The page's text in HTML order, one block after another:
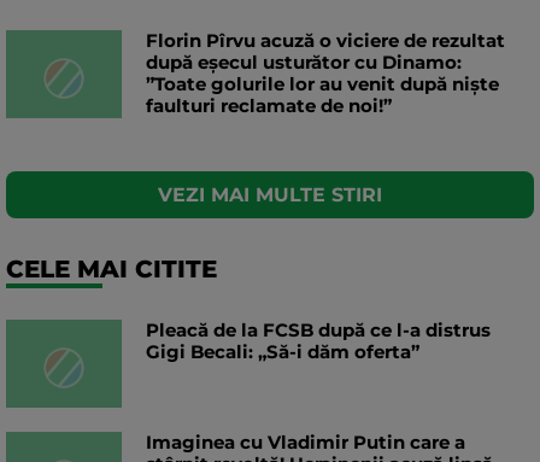
Florin Pîrvu acuză o viciere de rezultat
după eșecul usturător cu Dinamo:
”Toate golurile lor au venit după niște
faulturi reclamate de noi!”
VEZI MAI MULTE STIRI
CELE MAI CITITE
Pleacă de la FCSB după ce l-a distrus
Gigi Becali: „Să-i dăm oferta”
Imaginea cu Vladimir Putin care a